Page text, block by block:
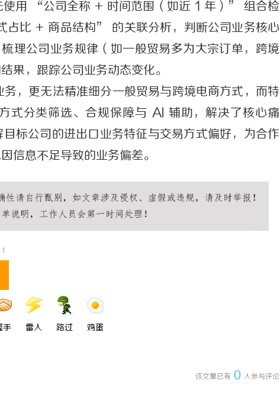
使用 “公司全称 + 时间范围（如近 1 年）” 组合检
占比 + 商品结构” 的关联分析，判断公司业务核心
理公司业务规律（如一般贸易多为大宗订单，跨境
果，跟踪公司业务动态变化。
，更无法精准细分一般贸易与跨境电商方式，而特
式分类筛选、合规保障与 AI 辅助，解决了核心痛
标公司的进出口业务特征与交易方式偏好，为合作
信息不足导致的业务偏差。
1
手 雷人 路过 鸡蛋
该文章已有 0 人参与评论